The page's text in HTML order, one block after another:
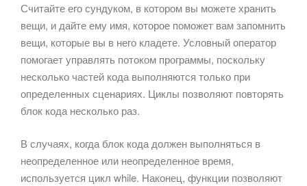
Считайте его сундуком, в котором вы можете хранить
вещи, и дайте ему имя, которое поможет вам запомнить
вещи, которые вы в него кладете. Условный оператор
помогает управлять потоком программы, поскольку
несколько частей кода выполняются только при
определенных сценариях. Циклы позволяют повторять
блок кода несколько раз.
В случаях, когда блок кода должен выполняться в
неопределенное или неопределенное время,
используется цикл while. Наконец, функции позволяют